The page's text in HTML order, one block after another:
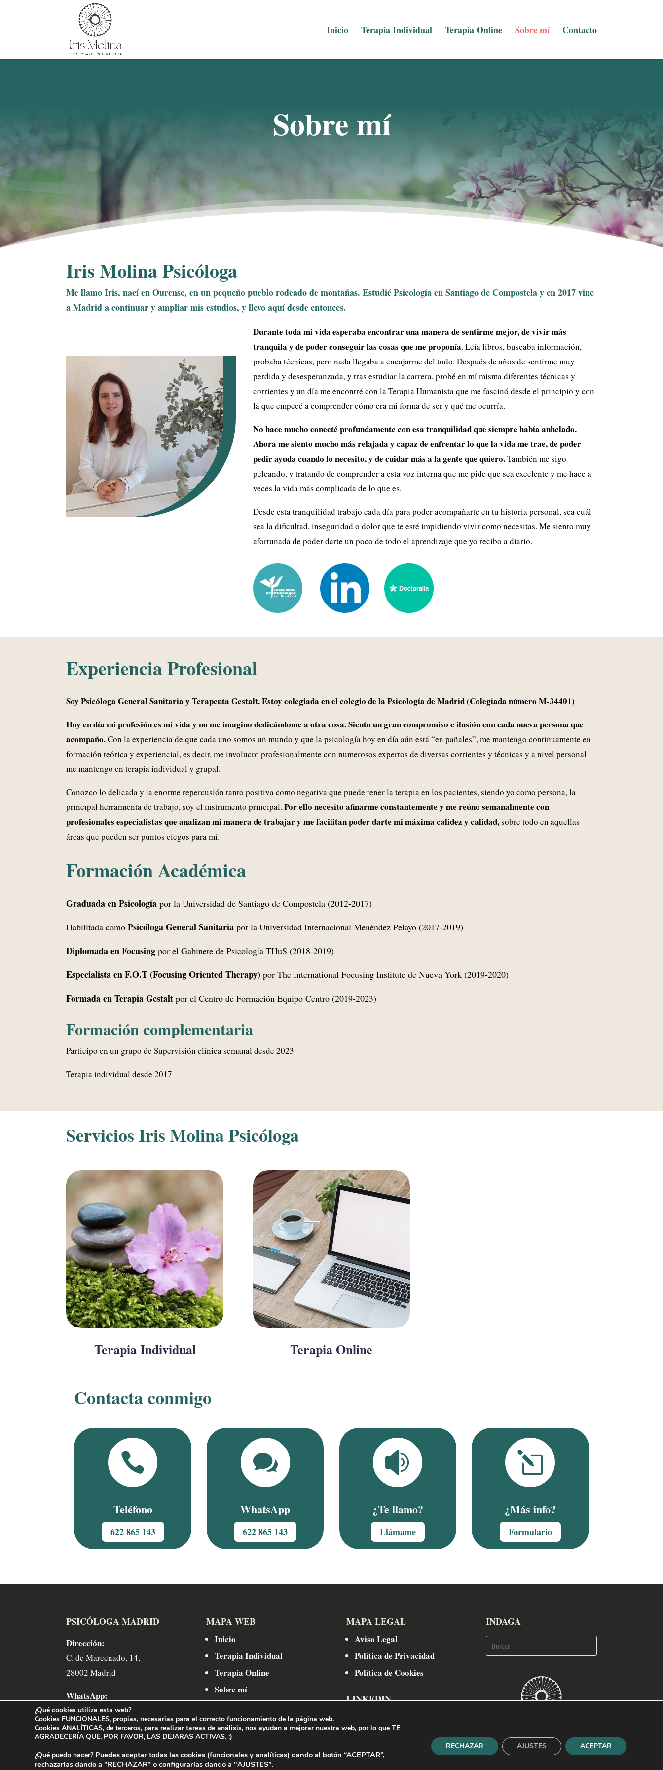
Inicio Terapia Individual Terapia Online Sobre mí Contacto
Sobre mí
Iris Molina Psicóloga
Me llamo Iris, nací en Ourense, en un pequeño pueblo rodeado de montañas. Estudié Psicología en Santiago de Compostela y en 2017 vine
a Madrid a continuar y ampliar mis estudios, y llevo aquí desde entonces.
Durante toda mi vida esperaba encontrar una manera de sentirme mejor, de vivir más
tranquila y de poder conseguir las cosas que me proponía. Leía libros, buscaba información,
probaba técnicas, pero nada llegaba a encajarme del todo. Después de años de sentirme muy
perdida y desesperanzada, y tras estudiar la carrera, probé en mí misma diferentes técnicas y
corrientes y un día me encontré con la Terapia Humanista que me fascinó desde el principio y con
la que empecé a comprender cómo era mi forma de ser y qué me ocurría.
No hace mucho conecté profundamente con esa tranquilidad que siempre había anhelado.
Ahora me siento mucho más relajada y capaz de enfrentar lo que la vida me trae, de poder
pedir ayuda cuando lo necesito, y de cuidar más a la gente que quiero.También me sigo
peleando, y tratando de comprender a esta voz interna que me pide que sea excelente y me hace a
veces la vida más complicada de lo que es.
Desde esta tranquilidad trabajo cada día para poder acompañarte en tu historia personal, sea cuál
sea la dificultad, inseguridad o dolor que te esté impidiendo vivir como necesitas. Me siento muy
afortunada de poder darte un poco de todo el aprendizaje que yo recibo a diario.
Experiencia Profesional
Soy Psicóloga General Sanitaria y Terapeuta Gestalt. Estoy colegiada en el colegio de la Psicología de Madrid (Colegiada número M-34401)
Hoy en día mi profesión es mi vida y no me imagino dedicándome a otra cosa. Siento un gran compromiso e ilusión con cada nueva persona que
acompaño.Con la experiencia de que cada uno somos un mundo y que la psicología hoy en día aún está “en pañales”, me mantengo continuamente en
formación teórica y experiencial, es decir, me involucro profesionalmente con numerosos expertos de diversas corrientes y técnicas y a nivel personal
me mantengo en terapia individual y grupal.
Conozco lo delicada y la enorme repercusión tanto positiva como negativa que puede tener la terapia en los pacientes, siendo yo como persona, la
principal herramienta de trabajo, soy el instrumento principal.Por ello necesito afinarme constantemente y me reúno semanalmente con
profesionales especialistas que analizan mi manera de trabajar y me facilitan poder darte mi máxima calidez y calidad,sobre todo en aquellas
áreas que pueden ser puntos ciegos para mí.
Formación Académica
Graduada en Psicología por la Universidad de Santiago de Compostela (2012-2017)
Habilitada comoPsicóloga General Sanitaria por la Universidad Internacional Menéndez Pelayo (2017-2019)
Diplomada en Focusing por el Gabinete de Psicología THuS (2018-2019)
Especialista en F.O.T (Focusing Oriented Therapy) por The International Focusing Institute de Nueva York (2019-2020)
Formada en Terapia Gestalt por el Centro de Formación Equipo Centro (2019-2023)
Formación complementaria
Participo en un grupo de Supervisión clínica semanal desde 2023
Terapia individual desde 2017
Servicios Iris Molina Psicóloga
Terapia Individual Terapia Online
Contacta conmigo

Teléfono
622 865 143

WhatsApp
622 865 143

¿Te llamo?
Llámame
l
¿Más info?
Formulario
PSICÓLOGA MADRID
Dirección:
C. de Marcenado, 14,
28002 Madrid
WhatsApp:
(+34) 622 865 143
Teléfono:
MAPA WEB
Inicio
Terapia Individual
Terapia Online
Sobre mí
MAPA LEGAL
Aviso Legal
Política de Privacidad
Política de Cookies
LINKEDIN
INDAGA
¿Qué cookies utiliza esta web?
Cookies FUNCIONALES, propias, necesarias para el correcto funcionamiento de la página web.
Cookies ANALÍTICAS, de terceros, para realizar tareas de análisis, nos ayudan a mejorar nuestra web, por lo que TE
AGRADECERÍA QUE, POR FAVOR, LAS DEJARAS ACTIVAS. :)
¿Qué puedo hacer? Puedes aceptar todas las cookies (funcionales y analíticas) dando al botón “ACEPTAR”,
rechazarlas dando a "RECHAZAR" o configurarlas dando a "AJUSTES".
ACEPTAR
RECHAZAR AJUSTES